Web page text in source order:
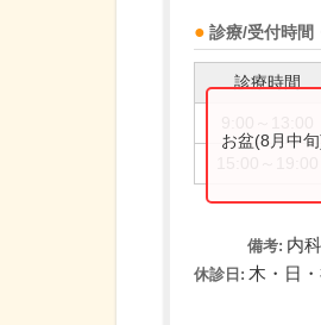
診療/受付時間
診療時間
お盆(8月中
備考: 内
休診日: 木・日